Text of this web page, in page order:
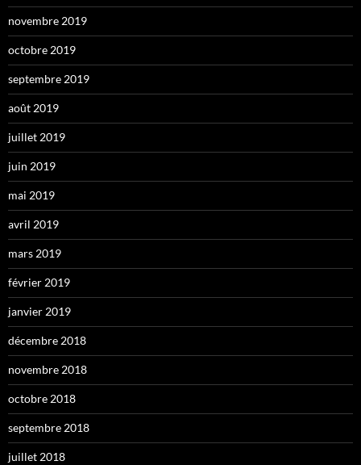
novembre 2019
octobre 2019
septembre 2019
août 2019
juillet 2019
juin 2019
mai 2019
avril 2019
mars 2019
février 2019
janvier 2019
décembre 2018
novembre 2018
octobre 2018
septembre 2018
juillet 2018